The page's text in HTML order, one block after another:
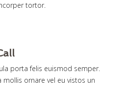
tortor.
porta felis euismod semper.
mollis ornare vel eu vistos un